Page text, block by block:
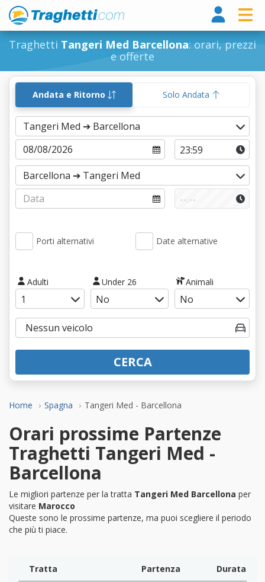
Traghetti Tangeri Med Barcellona: orari, prezzi
e offerte
Home Spagna Tangeri Med - Barcellona
Andata e Ritorno Solo Andata
Porti alternativi Date alternative
Adulti Under 26 Animali
CERCA
Orari prossime Partenze
Traghetti Tangeri Med -
Barcellona
Le migliori partenze per la tratta Tangeri Med Barcellona per
visitare Marocco
Queste sono le prossime partenze, ma puoi scegliere il periodo
che più ti piace.
Tratta Partenza
Durata